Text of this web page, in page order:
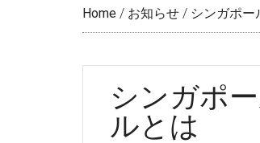
Home / お知らせ / シンガポ
シンガポ
ルとは